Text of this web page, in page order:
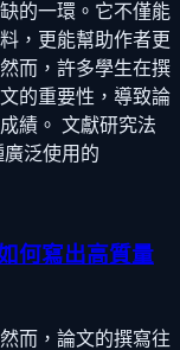
的一環。它不僅能
，更能幫助作者更
而，許多學生在撰
的重要性，導致論
績。 文獻研究法
泛使用的
何寫出高質量
而，論文的撰寫往